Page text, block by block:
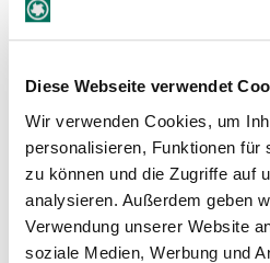
Diese Webseite verwendet
Wir verwenden Cookies, um
personalisieren, Funktionen für
zu können und die Zugriffe auf
analysieren. Außerdem geben
Verwendung unserer Website
soziale Medien, Werbung und
zonder. Daarbij komt: De grote
verbindingsstoffen in zuivere
specifieke kennis over het
Maakt het u zich makkelijk!
Maak gebruik van de know-how
kleurensysteem om snel uw